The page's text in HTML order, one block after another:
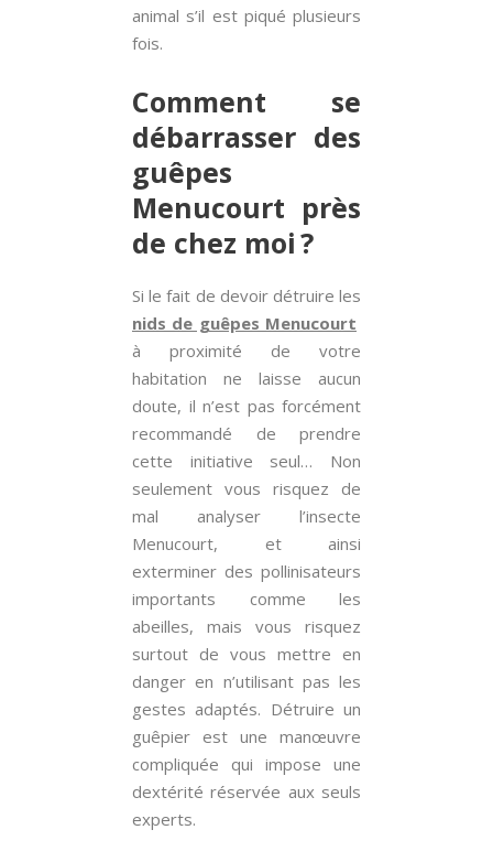
animal s’il est piqué plusieurs
fois.
Comment se
débarrasser des
guêpes
Menucourt près
de chez moi ?
Si le fait de devoir détruire les
nids de guêpes Menucourt
à proximité de votre
habitation ne laisse aucun
doute, il n’est pas forcément
recommandé de prendre
cette initiative seul… Non
seulement vous risquez de
mal analyser l’insecte
Menucourt, et ainsi
exterminer des pollinisateurs
importants comme les
abeilles, mais vous risquez
surtout de vous mettre en
danger en n’utilisant pas les
gestes adaptés. Détruire un
guêpier est une manœuvre
compliquée qui impose une
dextérité réservée aux seuls
experts.